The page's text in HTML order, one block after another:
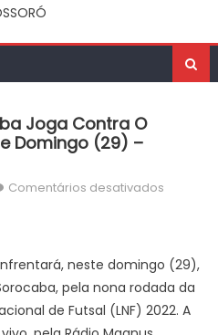
Joga Contra O
Domingo (29) –
Comentários desativadosem
joga
contra
o
neste domingo (29),
pela nona rodada da
de Futsal (LNF) 2022. A